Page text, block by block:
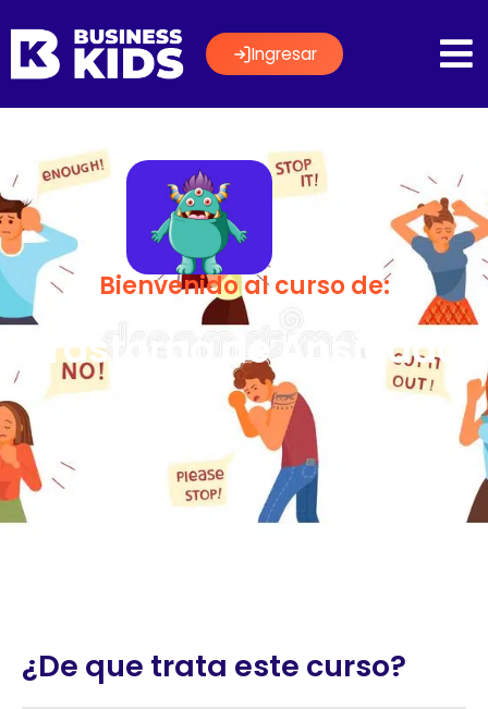
Ingresar
Bienvenido al curso de:
Trastorno de Ansiedad
¿De que trata este curso?